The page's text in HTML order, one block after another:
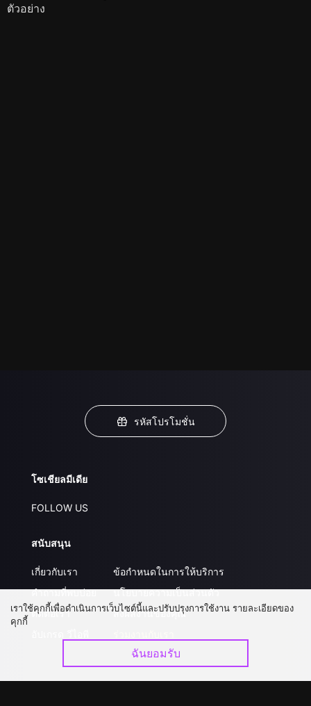
ตัวอย่าง
รหัสโปรโมชั่น
โซเชียลมีเดีย
FOLLOW US
สนับสนุน
เกี่ยวกับเรา
คำถามที่พบบ่อย
ติดต่อเรา
ข้อกำหนดในการให้บริการ
นโยบายความเป็นส่วนตัว
ส่งผลงานของคุณ
เราใช้คุกกี้เพื่อดำเนินการเว็บไซต์นี้และปรับปรุงการใช้งาน รายละเอียดของ
คุกกี้
ฉันยอมรับ